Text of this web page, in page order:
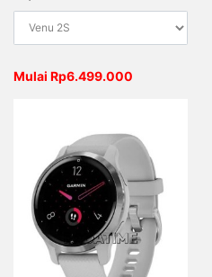
Mulai Rp6.499.000